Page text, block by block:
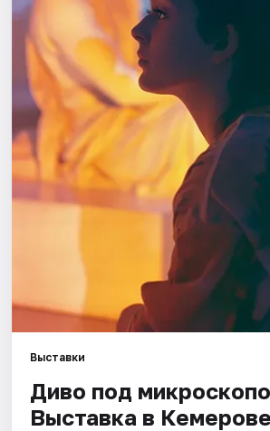
Города
Площадки
Артисты
Рейтинги
Выставки
Диво под
Выставка в Кемерове